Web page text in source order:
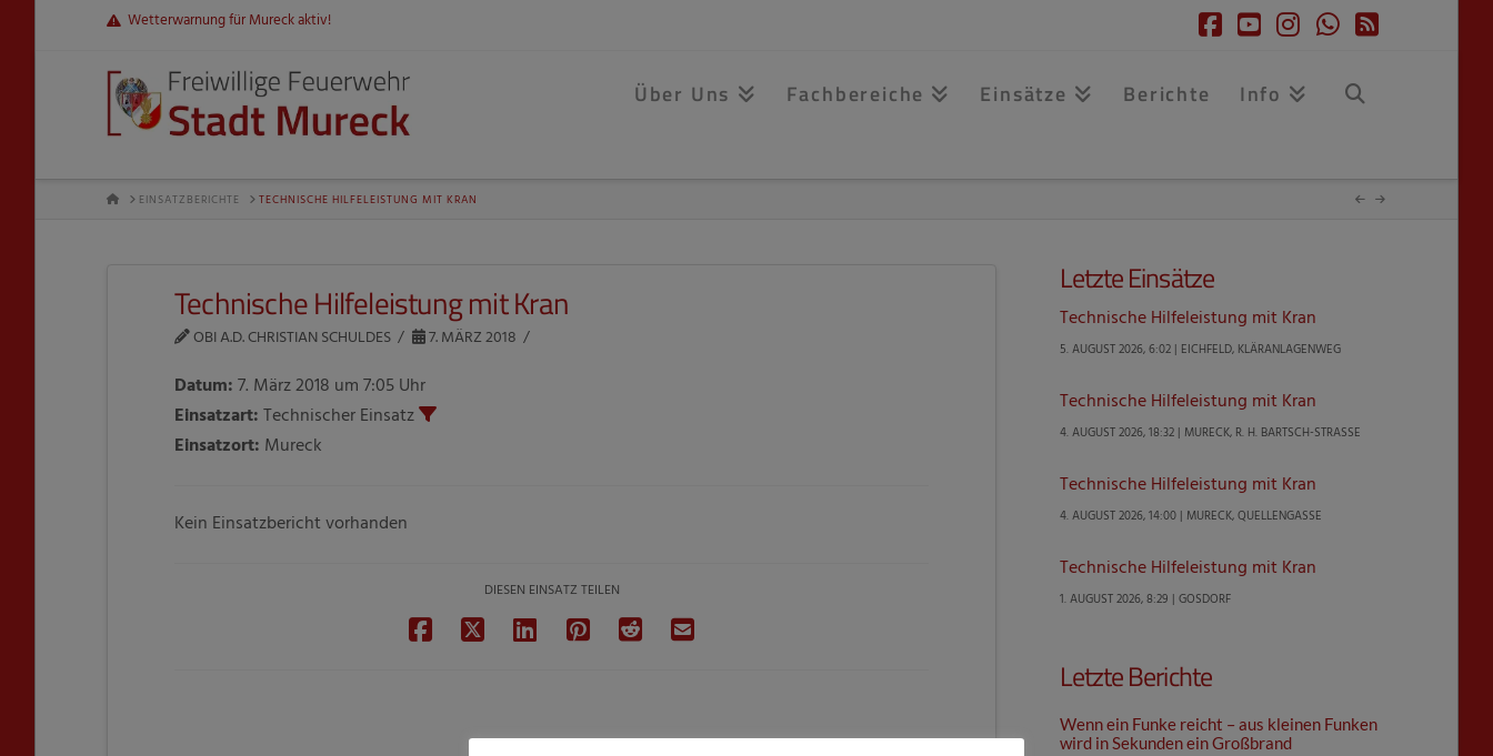
Facebook
YouTubeInstagram
Whatsapp
RSS
Wetterwarnung für Mureck aktiv!
Über Uns Fachbereiche Einsätze Berichte Info
HOMEEINSATZBERICHTE TECHNISCHE HILFELEISTUNG MIT KRAN
Technische Hilfeleistung mit Kran
OBI A.D. CHRISTIAN SCHULDES 7. MÄRZ 2018
Datum:7. März 2018 um 7:05 Uhr
Einsatzart:Technischer Einsatz
Einsatzort: Mureck
Kein Einsatzbericht vorhanden
DIESEN EINSATZ TEILEN
Letzte Einsätze
Technische Hilfeleistung mit Kran
5. AUGUST 2026, 6:02 | EICHFELD, KLÄRANLAGENWEG
Technische Hilfeleistung mit Kran
4. AUGUST 2026, 18:32 | MURECK, R. H. BARTSCH-STRASSE
Technische Hilfeleistung mit Kran
4. AUGUST 2026, 14:00 | MURECK, QUELLENGASSE
Technische Hilfeleistung mit Kran
1. AUGUST 2026, 8:29 | GOSDORF
Letzte Berichte
Wenn ein Funke reicht – aus kleinen Funken
wird in Sekunden ein Großbrand